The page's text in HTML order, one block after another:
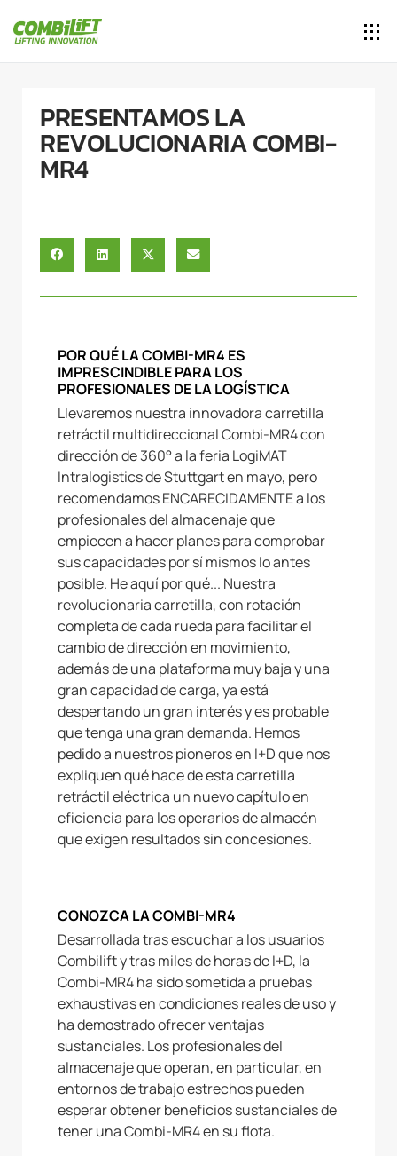
PRESENTAMOS LA
REVOLUCIONARIA COMBI-
MR4
POR QUÉ LA COMBI-MR4 ES
IMPRESCINDIBLE PARA LOS
PROFESIONALES DE LA LOGÍSTICA
Llevaremos nuestra innovadora carretilla
retráctil multidireccional Combi-MR4 con
dirección de 360° a la feria LogiMAT
Intralogistics de Stuttgart en mayo, pero
recomendamos ENCARECIDAMENTE a los
profesionales del almacenaje que
empiecen a hacer planes para comprobar
sus capacidades por sí mismos lo antes
posible. He aquí por qué... Nuestra
revolucionaria carretilla, con rotación
completa de cada rueda para facilitar el
cambio de dirección en movimiento,
además de una plataforma muy baja y una
gran capacidad de carga, ya está
despertando un gran interés y es probable
que tenga una gran demanda. Hemos
pedido a nuestros pioneros en I+D que nos
expliquen qué hace de esta carretilla
retráctil eléctrica un nuevo capítulo en
eficiencia para los operarios de almacén
que exigen resultados sin concesiones.
CONOZCA LA COMBI-MR4
Desarrollada tras escuchar a los usuarios
Combilift y tras miles de horas de I+D, la
Combi-MR4 ha sido sometida a pruebas
exhaustivas en condiciones reales de uso y
ha demostrado ofrecer ventajas
sustanciales. Los profesionales del
almacenaje que operan, en particular, en
entornos de trabajo estrechos pueden
esperar obtener beneficios sustanciales de
tener una Combi-MR4 en su flota.